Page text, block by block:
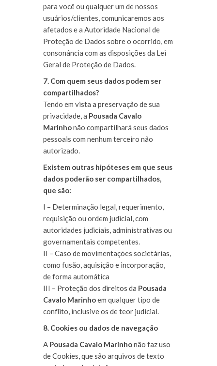
para você ou qualquer um de nossos
usuários/clientes, comunicaremos aos
afetados e a Autoridade Nacional de
Proteção de Dados sobre o ocorrido, em
consonância com as disposições da Lei
Geral de Proteção de Dados.
7. Com quem seus dados podem ser
compartilhados?
Tendo em vista a preservação de sua
privacidade,a Pousada Cavalo
Marinhonão compartilhará seus dados
pessoais com nenhum terceiro não
autorizado.
Existem outras hipóteses em que seus
dados poderão ser compartilhados,
que são:
I – Determinação legal, requerimento,
requisição ou ordem judicial, com
autoridades judiciais, administrativas ou
governamentais competentes.
II – Caso de movimentações societárias,
como fusão, aquisição e incorporação,
de forma automática
III – Proteção dos direitos da Pousada
Cavalo Marinhoem qualquer tipo de
conflito, inclusive os de teor judicial.
8. Cookies ou dados de navegação
A Pousada Cavalo Marinhonão faz uso
de Cookies, que são arquivos de texto